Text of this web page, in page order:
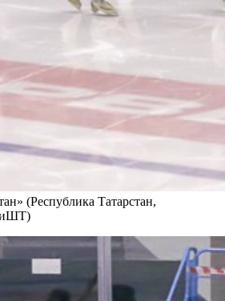
(Республика Татарстан,